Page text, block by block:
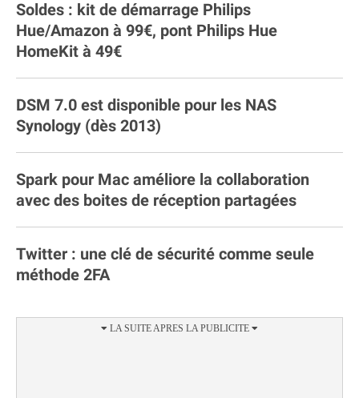
Soldes : kit de démarrage Philips
Hue/Amazon à 99€, pont Philips Hue
HomeKit à 49€
DSM 7.0 est disponible pour les NAS
Synology (dès 2013)
Spark pour Mac améliore la collaboration
avec des boites de réception partagées
Twitter : une clé de sécurité comme seule
méthode 2FA